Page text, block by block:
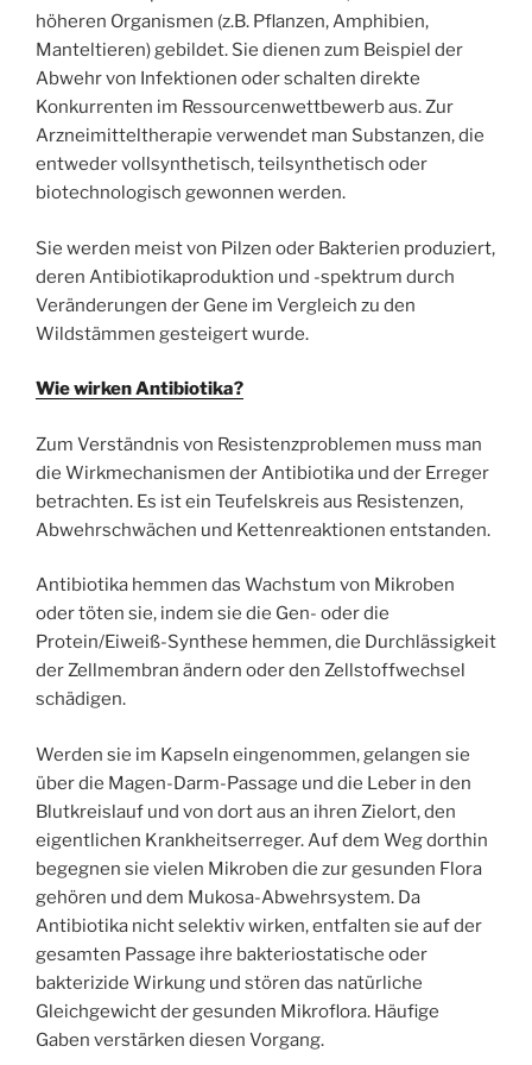
höheren Organismen (z.B. Pflanzen, Amphibien,
Manteltieren) gebildet. Sie dienen zum Beispiel der
Abwehr von Infektionen oder schalten direkte
Konkurrenten im Ressourcenwettbewerb aus. Zur
Arzneimitteltherapie verwendet man Substanzen, die
entweder vollsynthetisch, teilsynthetisch oder
biotechnologisch gewonnen werden.
Sie werden meist von Pilzen oder Bakterien produziert,
deren Antibiotikaproduktion und -spektrum durch
Veränderungen der Gene im Vergleich zu den
Wildstämmen gesteigert wurde.
Wie wirken Antibiotika?
Zum Verständnis von Resistenzproblemen muss man
die Wirkmechanismen der Antibiotika und der Erreger
betrachten. Es ist ein Teufelskreis aus Resistenzen,
Abwehrschwächen und Kettenreaktionen entstanden.
Antibiotika hemmen das Wachstum von Mikroben
oder töten sie, indem sie die Gen- oder die
Protein/Eiweiß-Synthese hemmen, die Durchlässigkeit
der Zellmembran ändern oder den Zellstoffwechsel
schädigen.
Werden sie im Kapseln eingenommen, gelangen sie
über die Magen-Darm-Passage und die Leber in den
Blutkreislauf und von dort aus an ihren Zielort, den
eigentlichen Krankheitserreger. Auf dem Weg dorthin
begegnen sie vielen Mikroben die zur gesunden Flora
gehören und dem Mukosa-Abwehrsystem. Da
Antibiotika nicht selektiv wirken, entfalten sie auf der
gesamten Passage ihre bakteriostatische oder
bakterizide Wirkung und stören das natürliche
Gleichgewicht der gesunden Mikroflora. Häufige
Gaben verstärken diesen Vorgang.